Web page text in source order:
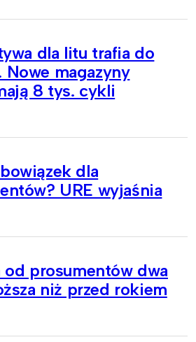
dla litu trafia do
Nowe magazyny
8 tys. cykli
dla
URE wyjaśnia
od prosumentów dwa
niż przed rokiem